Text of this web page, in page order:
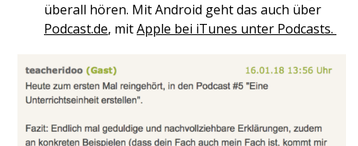
überall hören. Mit Android geht das auch über
Podcast.de, mitApple bei iTunes unter Podcasts.